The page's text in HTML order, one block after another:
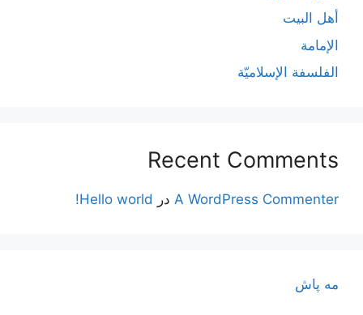
أهل البيت
الإمامة
الفلسفة الإسلاميّة
Recent Comments
A WordPress Commenter در Hello world!
مه پاش